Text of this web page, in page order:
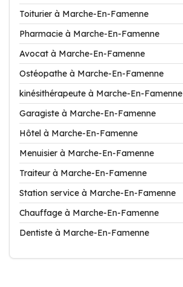
Toiturier à Marche-En-Famenne
Pharmacie à Marche-En-Famenne
Avocat à Marche-En-Famenne
Ostéopathe à Marche-En-Famenne
kinésithérapeute à Marche-En-Famenne
Garagiste à Marche-En-Famenne
Hôtel à Marche-En-Famenne
Menuisier à Marche-En-Famenne
Traiteur à Marche-En-Famenne
Station service à Marche-En-Famenne
Chauffage à Marche-En-Famenne
Dentiste à Marche-En-Famenne